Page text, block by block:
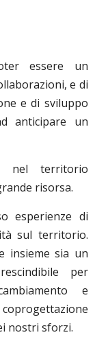
essere un
e di
e di sviluppo
anticipare un
nel territorio
risorsa.
esperienze di
sul territorio.
insieme sia un
per
e
nostri sforzi.